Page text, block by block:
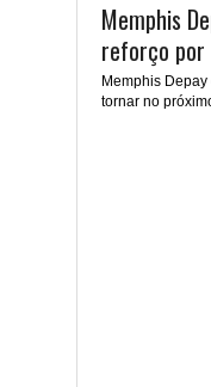
Memphis
reforço por
Memphis
tornar no